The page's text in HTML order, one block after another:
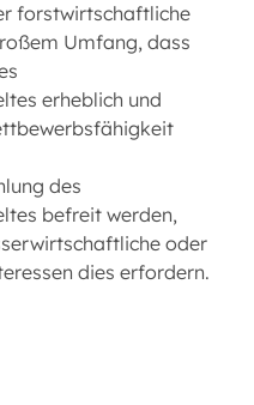
forstwirtschaftliche
Umfang, dass
erheblich und
des
befreit werden,
oder
dies erfordern.